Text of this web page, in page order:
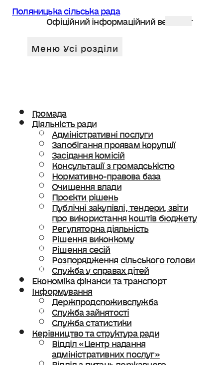
Поляницька сільська рада
Офіційний інформаційний веб сайт
Громада
Діяльність ради
Адміністративні послуги
Запобігання проявам корупції
Засідання комісій
Консультації з громадськістю
Нормативно-правова база
Очищення влади
Проєкти рішень
Публічні закупівлі, тендери, звіти
про використання коштів бюджету
Регуляторна діяльність
Рішення виконкому
Рішення сесій
Розпорядження сільського голови
Служба у справах дітей
Економіка фінанси та транспорт
Інформування
Держпродспоживслужба
Служба зайнятості
Служба статистики
Керівництво та структура ради
Відділ «Центр надання
адміністративних послуг»